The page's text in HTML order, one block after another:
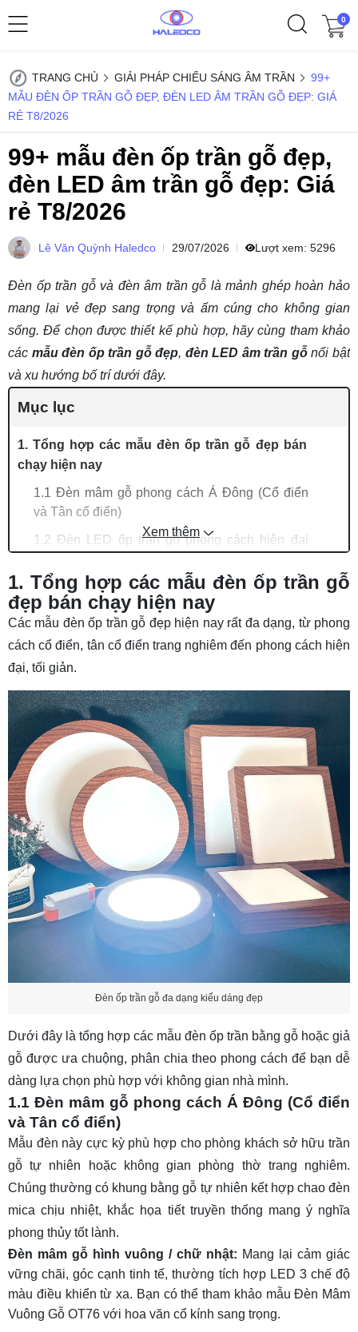
0
TRANG CHỦ GIẢI PHÁP CHIẾU SÁNG ÂM TRẦN
99+
MẪU ĐÈN ỐP TRẦN GỖ ĐẸP, ĐÈN LED ÂM TRẦN GỖ ĐẸP: GIÁ
RẺ T8/2026
99+ mẫu đèn ốp trần gỗ đẹp,
đèn LED âm trần gỗ đẹp: Giá
rẻ T8/2026
Lê Văn Quỳnh Haledco 29/07/2026 Lượt xem: 5296
Đèn ốp trần gỗ và đèn âm trần gỗ là mảnh ghép hoàn hảo
mang lại vẻ đẹp sang trọng và ấm cúng cho không gian
sống. Để chọn được thiết kế phù hợp, hãy cùng tham khảo
các mẫu đèn ốp trần gỗ đẹp, đèn LED âm trần gỗnổi bật
và xu hướng bố trí dưới đây.
Mục lục
1. Tổng hợp các mẫu đèn ốp trần gỗ đẹp bán
chạy hiện nay
1.1 Đèn mâm gỗ phong cách Á Đông (Cổ điển
và Tân cổ điển)
1.2 Đèn LED ốp trần gỗ phong cách hiện đại
1.3 Đèn ốp trần nổi vân gỗ hiện đại
1.4 Đèn ốp trần gỗ chao đá cao cấp
1.5 Mẫu đèn ốp trần gỗ tự nhiên hàng cao cấp
2. Tổng hợp mẫu đèn LED âm trần gỗ được sử
dụng nhiều hiện nay
2.1 Đèn LED âm trần viền vân gỗ / mặt gỗ
2.2 Đèn LED âm trần siêu mỏng (Tán quang)
2.3 Đèn Spotlight / Downlight chiếu sâu (Chỉnh
3. Bảng giá đèn ốp trần gỗ, đèn âm trần gỗ hiện
nay
4. Bí quyết chọn đèn phù hợp với trần gỗ
5. Lưu Ý Quan Trọng Khi Lắp Đèn Âm Trần Gỗ
6. So sánh đèn âm trần gỗ và đèn ốp trần gỗ
8. Câu hỏi thường gặp
Câu 1: Đèn ốp trần gỗ có phù hợp phòng thờ
Câu 2: Đèn trần gỗ có dễ bị ẩm không?
Câu 3: Cách bảo quản đèn trần gỗ như thế nào?
Câu 4: Khi nào nên sử dụng đèn ốp trần gỗ, khi
nào dùng đèn âm trần gỗ?
Câu 5: Trần nhựa giả gỗ thì dùng đèn âm trần
Xem thêm
1. Tổng hợp các mẫu đèn ốp trần gỗ
đẹp bán chạy hiện nay
Các mẫu đèn ốp trần gỗ đẹp hiện nay rất đa dạng, từ phong
cách cổ điển, tân cổ điển trang nghiêm đến phong cách hiện
đại, tối giản.
Đèn ốp trần gỗ đa dạng kiểu dáng đẹp
Dưới đây là tổng hợp các mẫu đèn ốp trần bằng gỗ hoặc giả
gỗ được ưa chuộng, phân chia theo phong cách để bạn dễ
dàng lựa chọn phù hợp với không gian nhà mình.
1.1 Đèn mâm gỗ phong cách Á Đông (Cổ điển
và Tân cổ điển)
Mẫu đèn này cực kỳ phù hợp cho phòng khách sở hữu trần
gỗ tự nhiên hoặc không gian phòng thờ trang nghiêm.
Chúng thường có khung bằng gỗ tự nhiên kết hợp chao đèn
mica chịu nhiệt, khắc họa tiết truyền thống mang ý nghĩa
phong thủy tốt lành.
Đèn mâm gỗ hình vuông / chữ nhật: Mang lại cảm giác
vững chãi, góc cạnh tinh tế, thường tích hợp LED 3 chế độ
màu điều khiển từ xa. Bạn có thể tham khảo mẫu Đèn Mâm
Vuông Gỗ OT76 với hoa văn cổ kính sang trọng.